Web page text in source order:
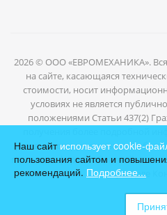
2026 © ООО «ЕВРОМЕХАНИКА».
на сайте, касающаяся
стоимости, носит
условиях не является
положениями Статьи 437(2)
условиях отгрузки товаров,
помощью формы обратной связи
разделе
Наш сайт использует cookie-
пользования сайтом и
рекомендаций. Подробнее...